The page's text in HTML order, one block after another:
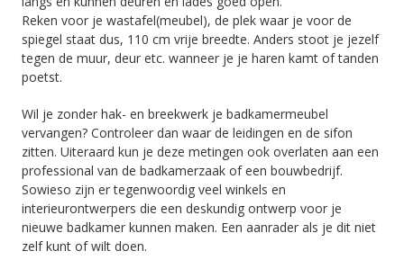
Reken voor je wastafel(meubel), de plek waar je voor de
spiegel staat dus, 110 cm vrije breedte. Anders stoot je jezelf
tegen de muur, deur etc. wanneer je je haren kamt of tanden
poetst.
Wil je zonder hak- en breekwerk je badkamermeubel
vervangen? Controleer dan waar de leidingen en de sifon
zitten. Uiteraard kun je deze metingen ook overlaten aan een
professional van de badkamerzaak of een bouwbedrijf.
Sowieso zijn er tegenwoordig veel winkels en
interieurontwerpers die een deskundig ontwerp voor je
nieuwe badkamer kunnen maken. Een aanrader als je dit niet
zelf kunt of wilt doen.